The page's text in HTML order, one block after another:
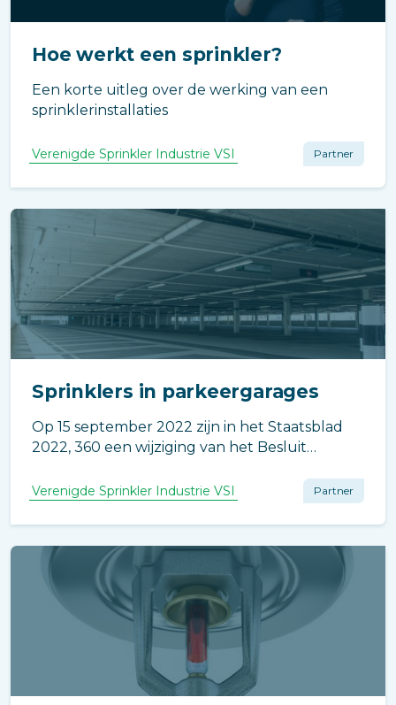
Hoe werkt een sprinkler?
Een korte uitleg over de werking van een
sprinklerinstallaties
Verenigde Sprinkler Industrie VSI Partner
Sprinklers in parkeergarages
Op 15 september 2022 zijn in het Staatsblad
2022, 360 een wijziging van het Besluit
andere besluiten in verband met de
aangekondigd.
Verenigde Sprinkler Industrie VSI Partner